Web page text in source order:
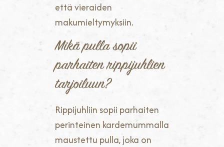
että vieraiden
makumieltymyksiin.
Mikä pulla sopii
parhaiten rippijuhlien
tarjoiluun?
Rippijuhliin sopii parhaiten
perinteinen kardemummalla
maustettu pulla, joka on